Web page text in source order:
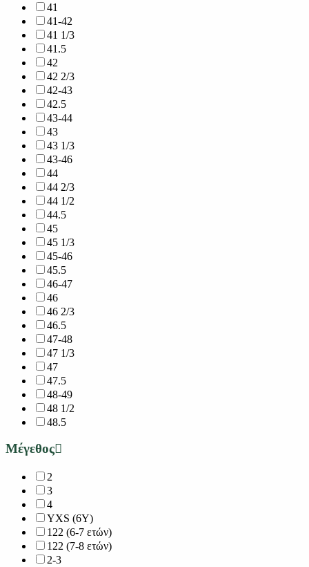
41
41-42
41 1/3
41.5
42
42 2/3
42-43
42.5
43-44
43
43 1/3
43-46
44
44 2/3
44 1/2
44.5
45
45 1/3
45-46
45.5
46-47
46
46 2/3
46.5
47-48
47 1/3
47
47.5
48-49
48 1/2
48.5
Μέγεθος
2
3
4
YXS (6Y)
122 (6-7 ετών)
122 (7-8 ετών)
2-3